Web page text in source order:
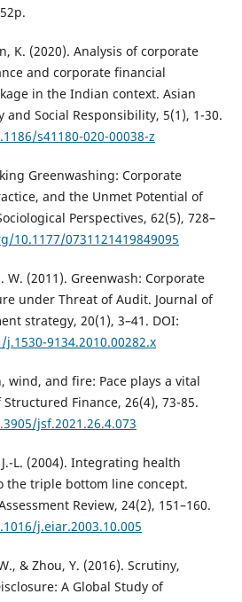
K. (2020). Analysis of corporate
and corporate financial
in the Indian context. Asian
and Social Responsibility, 5(1), 1-30.
s41180-020-00038-z
Greenwashing: Corporate
and the Unmet Potential of
Perspectives, 62(5), 728–
10.1177/0731121419849095
W. (2011). Greenwash: Corporate
under Threat of Audit. Journal of
strategy, 20(1), 3–41. DOI:
9134.2010.00282.x
wind, and fire: Pace plays a vital
Finance, 26(4), 73-85.
jsf.2021.26.4.073
L. (2004). Integrating health
the triple bottom line concept.
Review, 24(2), 151–160.
j.eiar.2003.10.005
& Zhou, Y. (2016). Scrutiny,
A Global Study of